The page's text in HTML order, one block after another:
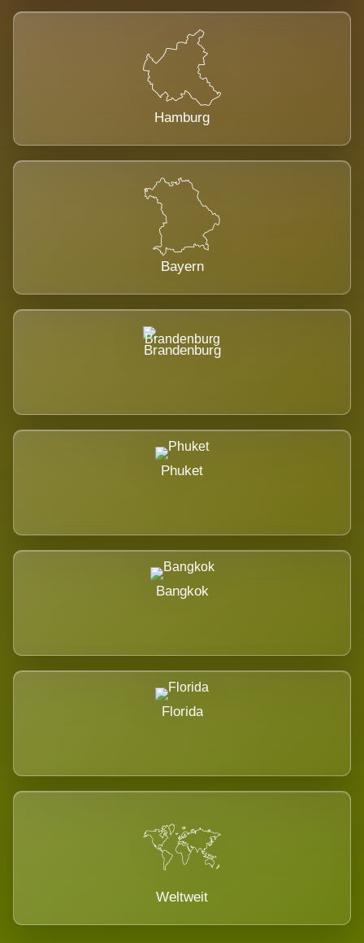
Hamburg
Bayern
Brandenburg
Phuket
Bangkok
Florida
Weltweit